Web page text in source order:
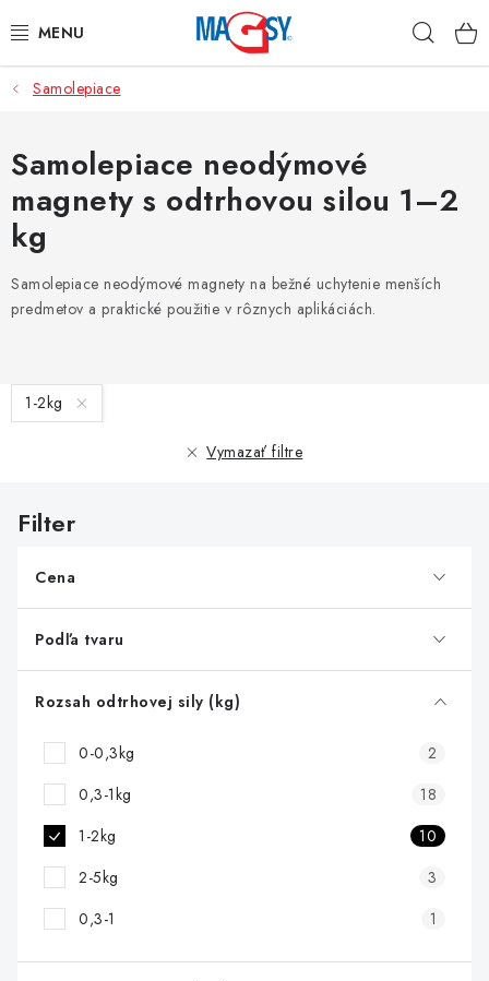
na
HLAVNÉ KATEGÓRIE
MAGNETICKÉ POMÔCKY
PRIEMYSELNÉ MAGNETY
NEREZOVÉ MATERIÁLY
O nás Obchodné podmienky
Kontakt
Samolepiace
Samolepiace neodýmové
magnety s odtrhovou silou 1–2
kg
Samolepiace neodýmové magnety na bežné uchytenie menších
predmetov a praktické použitie v rôznych aplikáciách.
V
ý
s
o
u
1-2kg
Vymazať filtre
Cena
Podľa tvaru
Rozsah odtrhovej sily (kg)
0-0,3kg
2
0,3-1kg
18
1-2kg
10
2-5kg
3
0,3-1
1